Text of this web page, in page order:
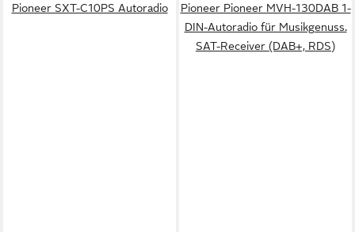
Pioneer SXT-C10PS Autoradio
Pioneer Pioneer MVH-130DAB 1-
DIN-Autoradio für Musikgenuss.
SAT-Receiver (DAB+, RDS)